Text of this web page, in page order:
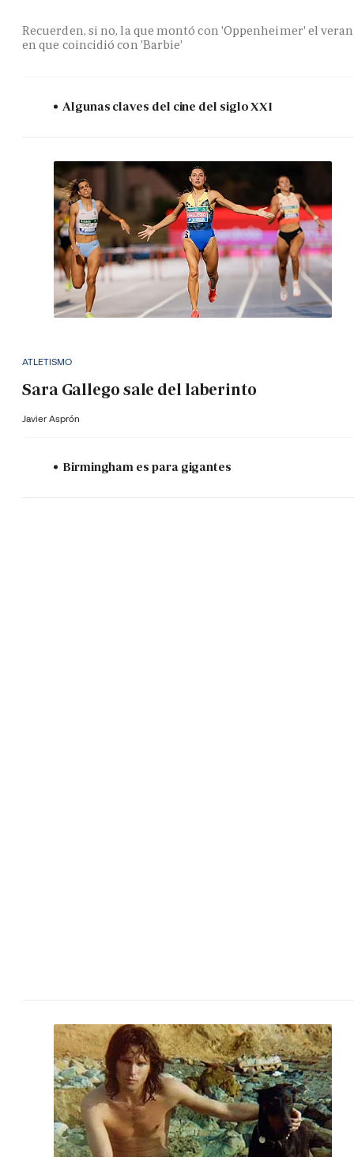
Recuerden, si no, la que montó con 'Oppenheimer' el
en que coincidió con 'Barbie'
Algunas claves del cine del siglo XXI
ATLETISMO
Sara Gallego sale del laberinto
Javier Asprón
Birmingham es para gigantes